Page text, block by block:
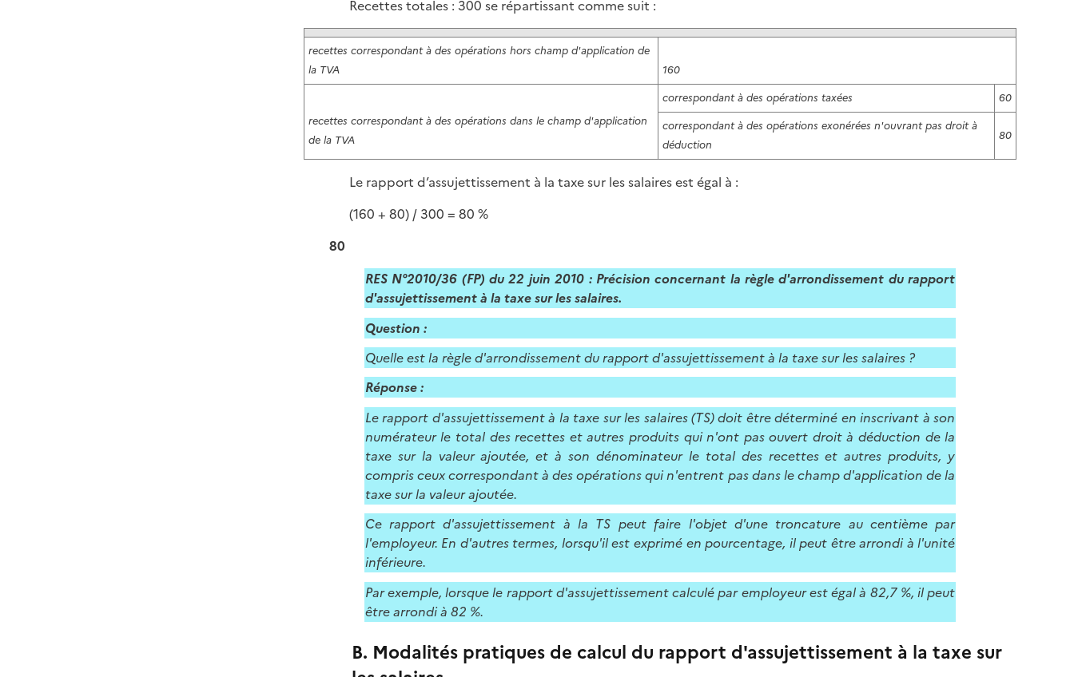
Recettes totales : 300 se répartissant comme suit :
recettes correspondant à des opérations hors champ d'application de
la TVA
160
recettes correspondant à des opérations dans le champ d'application
de la TVA
correspondant à des opérations taxées
60
correspondant à des opérations exonérées n'ouvrant pas droit à
déduction
80
Le rapport d’assujettissement à la taxe sur les salaires est égal à :
(160 + 80) / 300 = 80 %
80
RES N°2010/36 (FP) du 22 juin 2010 : Précision concernant la règle d'arrondissement du rapport
d'assujettissement à la taxe sur les salaires.
Question :
Quelle est la règle d'arrondissement du rapport d'assujettissement à la taxe sur les salaires ?
Réponse :
Le rapport d'assujettissement à la taxe sur les salaires (TS) doit être déterminé en inscrivant à son
numérateur le total des recettes et autres produits qui n'ont pas ouvert droit à déduction de la
taxe sur la valeur ajoutée, et à son dénominateur le total des recettes et autres produits, y
compris ceux correspondant à des opérations qui n'entrent pas dans le champ d'application de la
taxe sur la valeur ajoutée.
Ce rapport d'assujettissement à la TS peut faire l'objet d'une troncature au centième par
l'employeur. En d'autres termes, lorsqu'il est exprimé en pourcentage, il peut être arrondi à l'unité
inférieure.
Par exemple, lorsque le rapport d'assujettissement calculé par employeur est égal à 82,7 %, il peut
être arrondi à 82 %.
B. Modalités pratiques de calcul du rapport d'assujettissement à la taxe sur